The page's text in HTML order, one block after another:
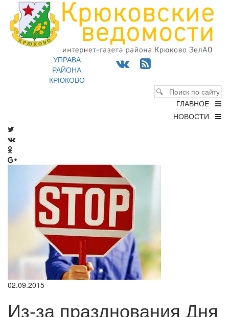
УПРАВА
РАЙОНА
КРЮКОВО
ГЛАВНОЕ
НОВОСТИ
02.09.2015
Из-за празднования Дня